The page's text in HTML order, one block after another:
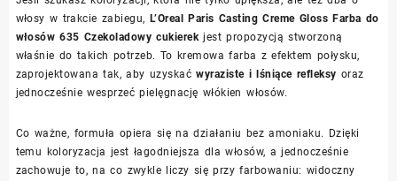
włosy w trakcie zabiegu, L’Oreal Paris Casting Creme Gloss Farba do
włosów 635 Czekoladowy cukierek jest propozycją stworzoną
właśnie do takich potrzeb. To kremowa farba z efektem połysku,
zaprojektowana tak, aby uzyskaćwyraziste i lśniące refleksy oraz
jednocześnie wesprzeć pielęgnację włókien włosów.
Co ważne, formuła opiera się na działaniu bez amoniaku. Dzięki
temu koloryzacja jest łagodniejsza dla włosów, a jednocześnie
zachowuje to, na co zwykle liczy się przy farbowaniu: widoczny